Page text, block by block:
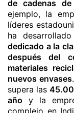
de cadenas
ejemplo, la
líderes
ha
dedicado a la
después del
materiales
nuevos envases
supera las
año y la